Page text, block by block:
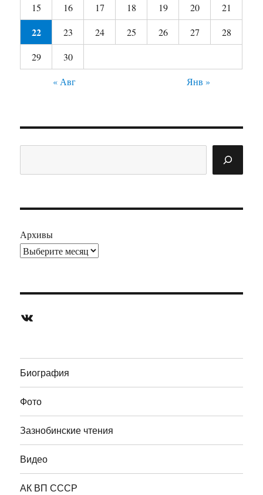
15
16 17 18 19 20 21
22 23 24 25 26 27
28
29
30
« Авг
Янв »
Архивы
ВКонтакте
Биография
Фото
Зазнобинские чтения
Видео
АК ВП СССР